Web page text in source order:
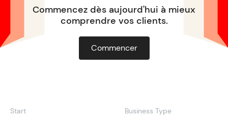
Commencez dès aujourd'hui à mieux
comprendre vos clients.
Commencer
Start
Business Type